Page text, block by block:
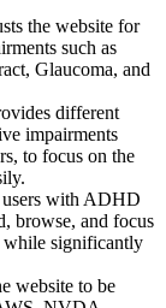
the website for
such as
Glaucoma, and
different
impairments
to focus on the
users with ADHD
browse, and focus
while significantly
website to be